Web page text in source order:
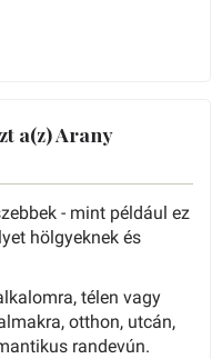
a(z) Arany
- mint például ez
hölgyeknek és
télen vagy
otthon, utcán,
randevún.